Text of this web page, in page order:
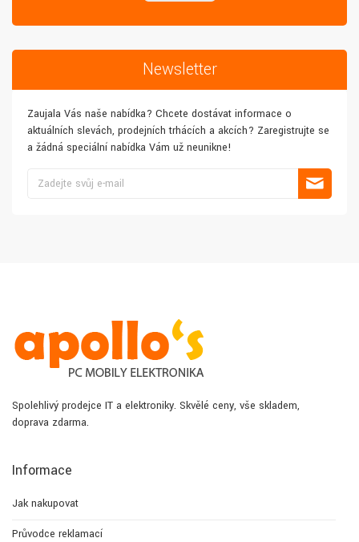
Newsletter
Zaujala Vás naše nabídka? Chcete dostávat informace o
aktuálních slevách, prodejních trhácích a akcích? Zaregistrujte se
a žádná speciální nabídka Vám už neunikne!
Spolehlivý prodejce IT a elektroniky. Skvělé ceny, vše skladem,
doprava zdarma.
Informace
Jak nakupovat
Průvodce reklamací